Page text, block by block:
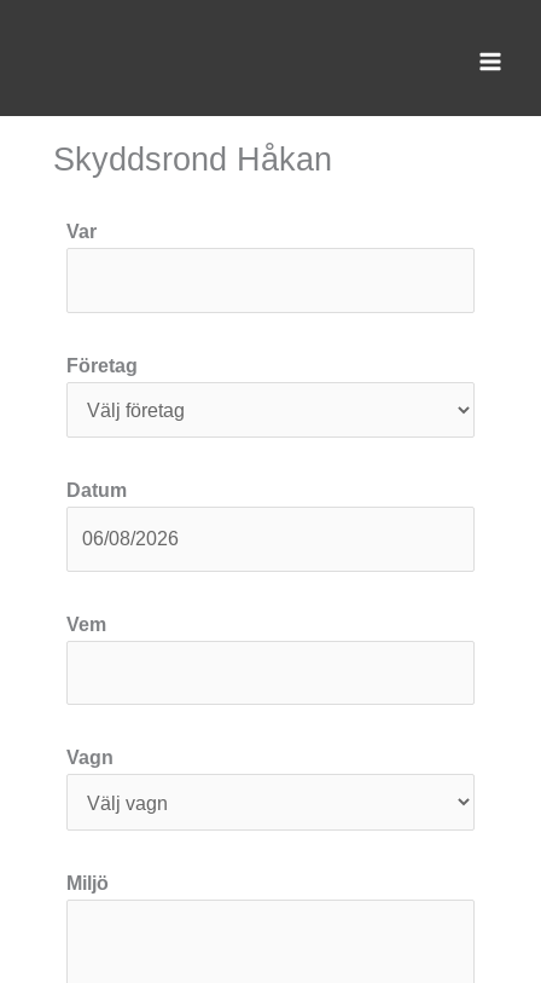
Skyddsrond Håkan
Var
Företag
Datum
Vem
Vagn
Miljö